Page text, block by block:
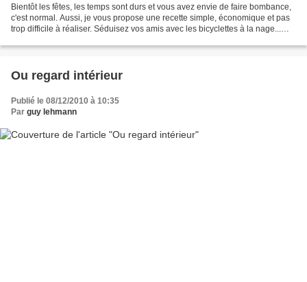
Bientôt les fêtes, les temps sont durs et vous avez envie de faire bombance,
c'est normal. Aussi, je vous propose une recette simple, économique et pas
trop difficile à réaliser. Séduisez vos amis avec les bicyclettes à la nage...
Ou regard intérieur
Publié le 08/12/2010 à 10:35
Par guy lehmann